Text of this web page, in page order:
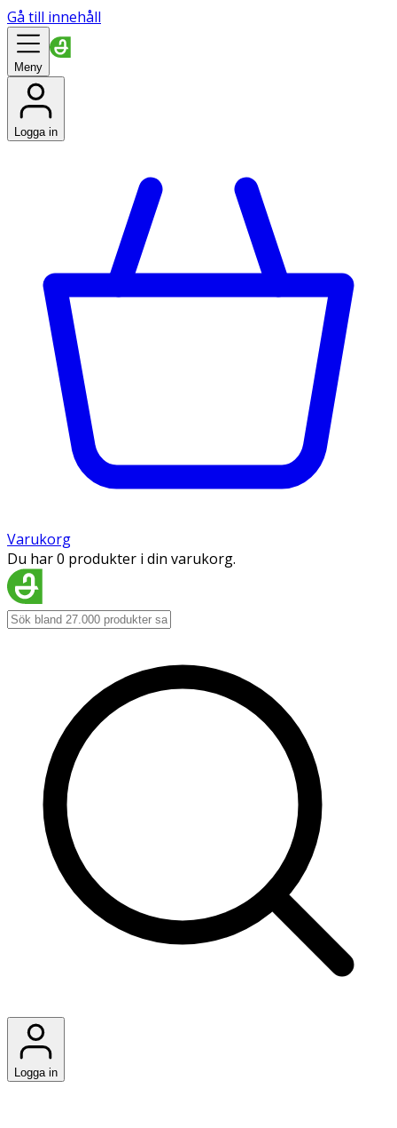
Gå till innehåll
Meny
Logga in
Varukorg
Du har 0 produkter i din varukorg.
Logga in